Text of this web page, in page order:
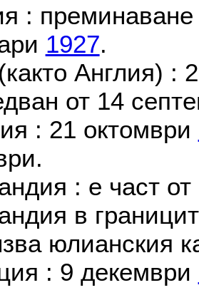
:
1927.
Англия) :
от 14
: 21 октомври
: е част
в
юлианския
: 9 декември